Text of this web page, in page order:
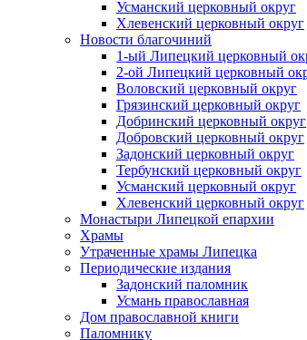
Усманский церковный округ
Хлевенский церковный округ
Новости благочиний
1-ый Липецкий церковный
2-ой Липецкий церковный
Воловский церковный округ
Грязинский церковный округ
Добринский церковный округ
Добровский церковный округ
Задонский церковный округ
Тербунский церковный округ
Усманский церковный округ
Хлевенский церковный округ
Монастыри Липецкой епархии
Храмы
Утраченные храмы Липецка
Периодические издания
Задонский паломник
Усмань православная
Дом православной книги
Паломнику